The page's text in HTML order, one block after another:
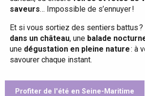
saveurs… Impossible de s’ennuyer !
Et si vous sortiez des sentiers battus ?
dans un château, une balade
une dégustation en pleine nature: à
savourer chaque instant.
Profiter de l'été en Seine-Maritime